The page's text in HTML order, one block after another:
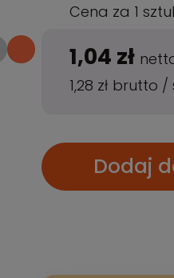
Cena za 1
1,04 zł
1,28 zł brutto /
Dodaj